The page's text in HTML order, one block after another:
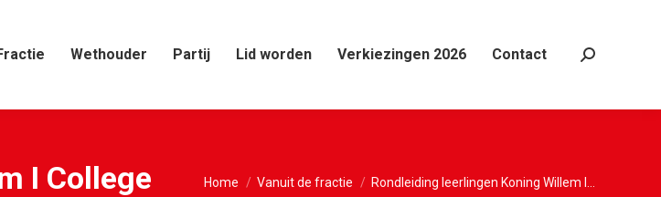
Wethouder Partij Lid worden Verkiezingen 2026 Contact Search:
I College Je bent hier:
Home Vanuit de fractie Rondleiding leerlingen Koning Willem I…